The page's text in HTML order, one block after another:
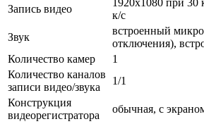
Запись видео
1920x1080 при 30
к/с
Звук
встроенный
отключения),
Количество камер
1
Количество каналов
записи видео/звука
1/1
Конструкция
видеорегистратора
обычная, с